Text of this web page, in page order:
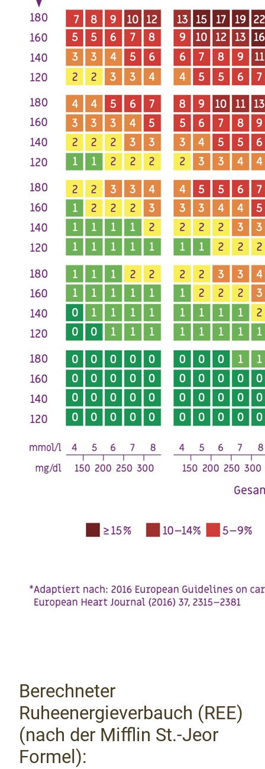
Berechneter
Ruheenergieverbauch (REE)
(nach der Mifflin St.-Jeor
Formel):